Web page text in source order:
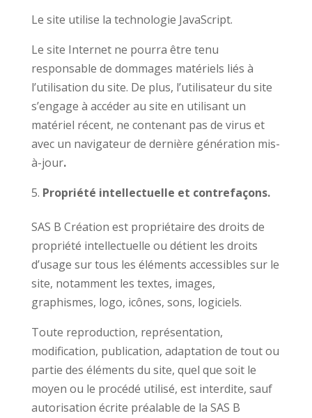
Le site utilise la technologie JavaScript.
Le site Internet ne pourra être tenu
responsable de dommages matériels liés à
l’utilisation du site. De plus, l’utilisateur du site
s’engage à accéder au site en utilisant un
matériel récent, ne contenant pas de virus et
avec un navigateur de dernière génération mis-
à-jour.
Propriété intellectuelle et contrefaçons.
SAS B Création est propriétaire des droits de
propriété intellectuelle ou détient les droits
d’usage sur tous les éléments accessibles sur le
site, notamment les textes, images,
graphismes, logo, icônes, sons, logiciels.
Toute reproduction, représentation,
modification, publication, adaptation de tout ou
partie des éléments du site, quel que soit le
moyen ou le procédé utilisé, est interdite, sauf
autorisation écrite préalable de la SAS B